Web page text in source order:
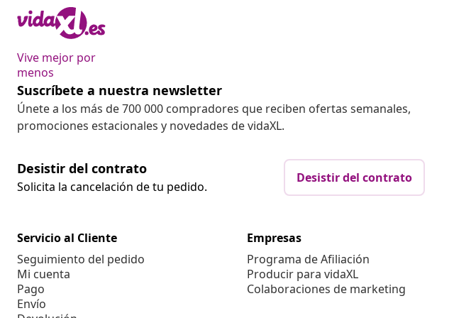
Vive mejor por
menos
Suscríbete a nuestra newsletter
Únete a los más de 700 000 compradores que reciben ofertas semanales,
promociones estacionales y novedades de vidaXL.
Desistir del contrato
Solicita la cancelación de tu pedido.
Desistir del contrato
Servicio al Cliente
Seguimiento del pedido
Mi cuenta
Pago
Envío
Empresas
Programa de Afiliación
Producir para vidaXL
Colaboraciones de marketing